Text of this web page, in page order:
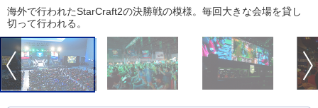
海外で行われたStarCraft2の決勝戦の模様。毎回大きな会場を貸し
切って行われる。